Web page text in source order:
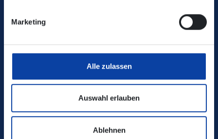
Marketing
Alle zulassen
Auswahl erlauben
Ablehnen
Ihr Kontakt zu uns